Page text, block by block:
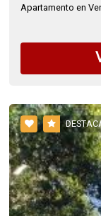
Apartamento en